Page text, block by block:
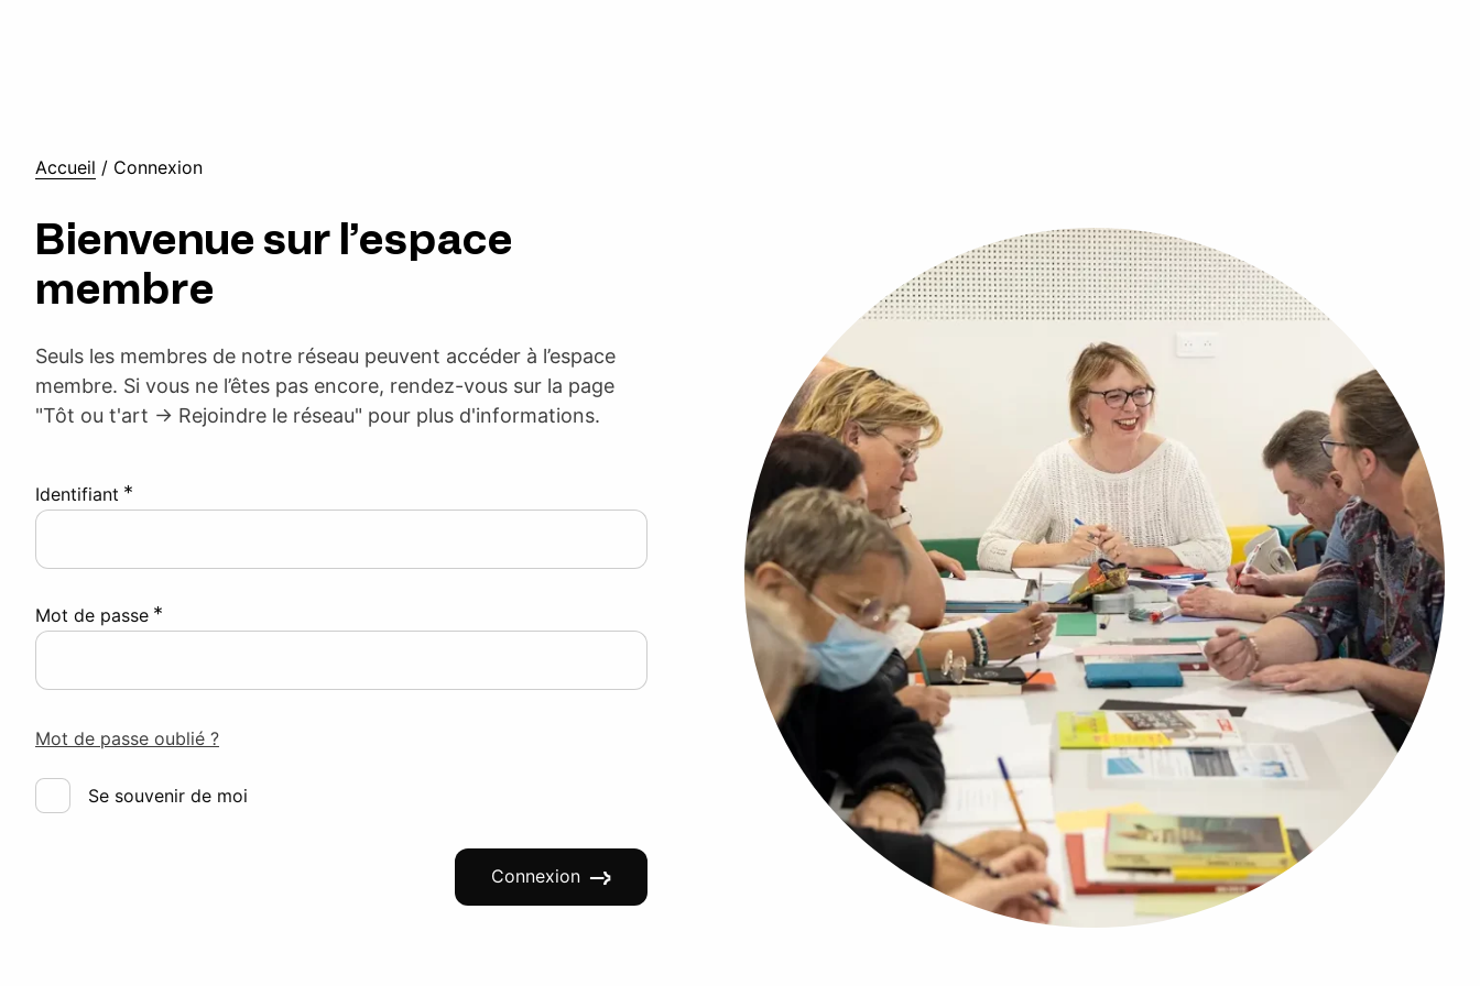
Accueil / Connexion
Bienvenue sur l’espace
membre
Seuls les membres de notre réseau peuvent accéder à l’espace
membre. Si vous ne l’êtes pas encore, rendez-vous sur la page
"Tôt ou t'art -> Rejoindre le réseau" pour plus d'informations.
Identifiant *
Mot de passe *
Mot de passe oublié ?
Se souvenir de moi
Connexion